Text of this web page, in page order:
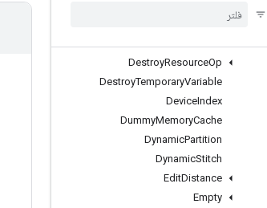
DestroyResourceOp
DestroyTemporaryVariable
DeviceIndex
DummyMemoryCache
DynamicPartition
DynamicStitch
EditDistance
Empty